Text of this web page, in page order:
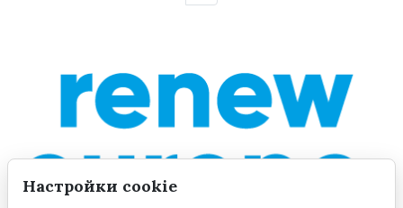
Настройки cookie